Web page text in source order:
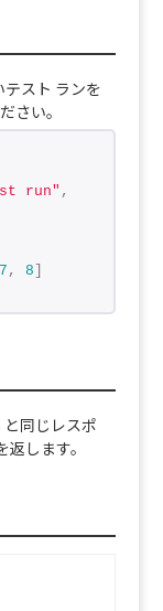
スト ランを
さい。
run" ,
7 , 8
と同じレスポ
します。